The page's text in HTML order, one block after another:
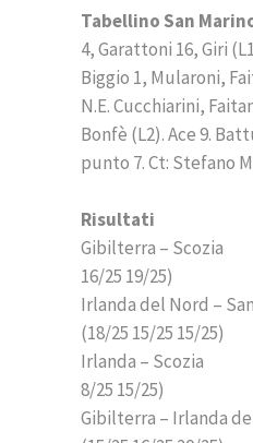
Tabellino San
4, Garattoni 16, Giri
Biggio 1, Mularoni,
N.E. Cucchiarini,
Bonfè (L2). Ace 9.
punto 7. Ct: Stefano
Risultati
Gibilterra –
16/25 19/25)
Irlanda del Nord –
(18/25 15/25 15/25)
Irlanda –
8/25 15/25)
Gibilterra –